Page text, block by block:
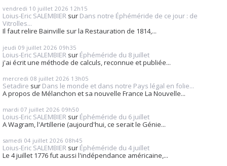
vendredi 10 juillet 2026 12h15
Loius-Eric SALEMBIER sur Dans notre Éphéméride de ce jour : de
Vitrolles...
Il faut relire Bainville sur la Restauration de 1814,...
jeudi 09 juillet 2026 09h35
Loius-Eric SALEMBIER sur Éphéméride du 8 juillet
j'ai écrit une méthode de calculs, reconnue et publiée...
mercredi 08 juillet 2026 13h05
Setadire sur Dans le monde et dans notre Pays légal en folie...
A propos de Mélanchon et sa nouvelle France La Nouvelle...
mardi 07 juillet 2026 09h50
Loius-Eric SALEMBIER sur Éphéméride du 6 juillet
A Wagram, l'Artillerie (aujourd'hui, ce serait le Génie...
samedi 04 juillet 2026 08h45
Loius-Eric SALEMBIER sur Éphéméride du 4 juillet
Le 4 juillet 1776 fut aussi l'indépendance américaine,...